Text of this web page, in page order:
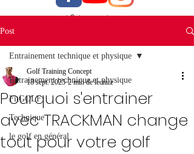
06 01 43 40 29
Post
Entrainement technique et physique
FitGOLF
Technique
le golf en général
Entrainement technique et physique
Pourquoi s'entrainer
avec TRACKMAN change
tout pour votre golf
Golf Training Concept
18 sept. 2025 2 min de lecture